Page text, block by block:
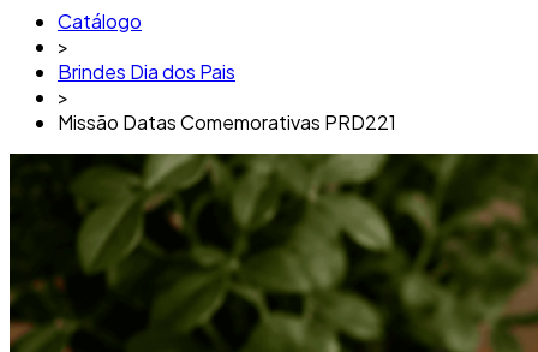
Catálogo
>
Brindes Dia dos Pais
>
Missão Datas Comemorativas PRD221